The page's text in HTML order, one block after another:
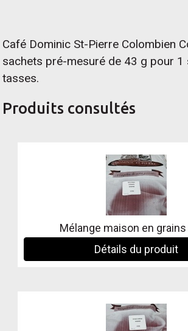
Café Dominic St-Pierre Colombien
sachets pré-mesuré de 43 g pour 1
tasses.
Produits consultés
Mélange maison en
Détails du produit